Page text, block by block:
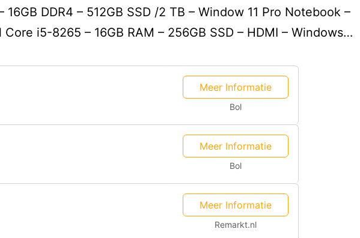
DDR4 – 512GB SSD /2 TB – Window 11 Pro Notebook –
i5-8265 – 16GB RAM – 256GB SSD – HDMI – Windows…
Meer Informatie
Bol
Meer Informatie
Bol
Meer Informatie
Remarkt.nl